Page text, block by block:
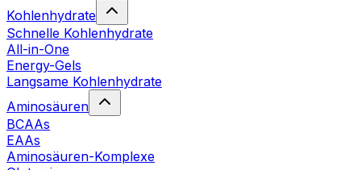
Kohlenhydrate
Schnelle Kohlenhydrate
All-in-One
Energy-Gels
Langsame Kohlenhydrate
Aminosäuren
BCAAs
EAAs
Aminosäuren-Komplexe